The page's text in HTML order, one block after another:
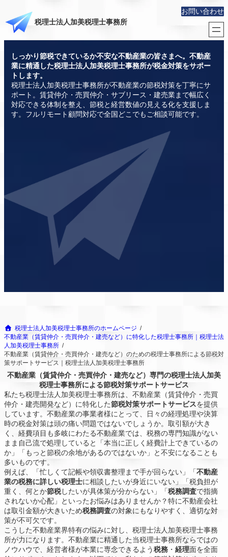
税理士法人加美税理士事務所
お問い合わせ
しっかり節税できているか不安な不動産業の皆さまへ。不動産
業に精通した税理士法人加美税理士事務所が税金対策をサポー
トします。
税理士法人加美税理士事務所が不動産業の節税対策を丁寧にサ
ポート。賃貸仲介・売買仲介・サブリース・建売業まで幅広く
対応できる体制を整え、節税と経営数値の見える化を支援しま
す。フルリモート顧問対応で全国どこでもご相談可能です。
税理士法人加美税理士事務所のホームページ
不動産業（賃貸仲介・売買仲介・建売など）に特化した税理士事務所｜税理士法
人加美税理士事務所
不動産業（賃貸仲介・売買仲介・建売など）のための税理士事務所による節税対
策サポートサービス｜税理士法人加美税理士事務所
不動産業（賃貸仲介・売買仲介・建売など）専門の税理士法人加美
税理士事務所による節税対策サポートサービス
私たち税理士法人加美税理士事務所は、不動産業（賃貸仲介・売買
仲介・建売開発など）に特化した節税対策サポートサービスを提供
しています。不動産業の事業者様にとって、日々の経理処理や決算
時の税金対策は頭の痛い問題ではないでしょうか。取引額が大き
く、経費項目も多岐にわたる不動産業では、税務の専門知識がない
まま自己流で処理していると「本当に正しく経費計上できているの
か」「もっと節税の余地があるのではないか」と不安になることも
多いものです。
例えば、「忙しくて記帳や領収書整理まで手が回らない」「不動産
業の税務に詳しい税理士に相談したいが身近にいない」「税負担が
重く、何とか節税したいが具体策が分からない」「税務調査で指摘
されないか心配」といったお悩みはありませんか？特に不動産会社
は取引金額が大きいため税務調査の対象にもなりやすく、適切な対
策が不可欠です。
こうした不動産業界特有の悩みに対し、税理士法人加美税理士事務
所が力になります。不動産業に精通した当税理士事務所ならではの
ノウハウで、経営者様が本業に専念できるよう税務 ・ 経理面を全面